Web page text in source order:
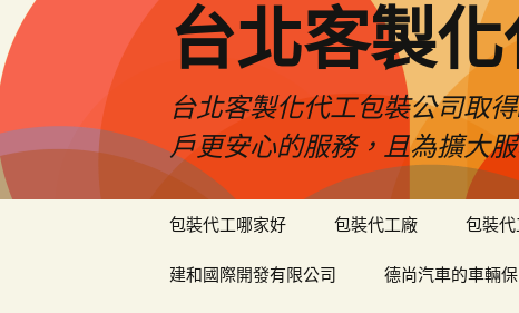
台北客製
台北客製化代工包裝公司取
戶更安心的服務，且為擴大
包裝代工哪家好 包裝代工廠 包裝
建和國際開發有限公司 德尚汽車的車輛